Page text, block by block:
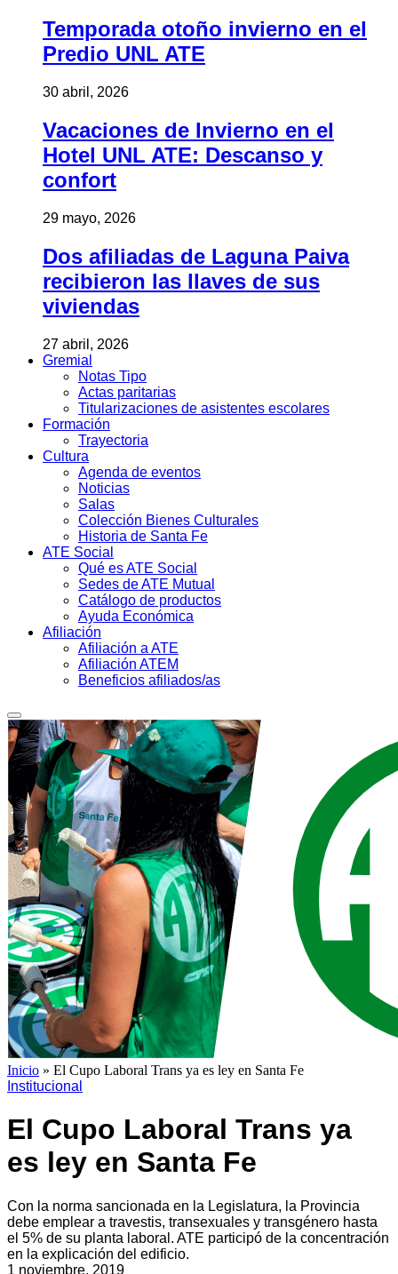
Temporada otoño invierno en el
Predio UNL ATE
30 abril, 2026
Vacaciones de Invierno en el
Hotel UNL ATE: Descanso y
confort
29 mayo, 2026
Dos afiliadas de Laguna Paiva
recibieron las llaves de sus
viviendas
27 abril, 2026
Gremial
Notas Tipo
Actas paritarias
Titularizaciones de asistentes escolares
Formación
Trayectoria
Cultura
Agenda de eventos
Noticias
Salas
Colección Bienes Culturales
Historia de Santa Fe
ATE Social
Qué es ATE Social
Sedes de ATE Mutual
Catálogo de productos
Ayuda Económica
Afiliación
Afiliación a ATE
Afiliación ATEM
Beneficios afiliados/as
Inicio » El Cupo Laboral Trans ya es ley en Santa Fe
Institucional
El Cupo Laboral Trans ya
es ley en Santa Fe
Con la norma sancionada en la Legislatura, la Provincia
debe emplear a travestis, transexuales y transgénero hasta
el 5% de su planta laboral. ATE participó de la concentración
en la explicación del edificio.
1 noviembre, 2019